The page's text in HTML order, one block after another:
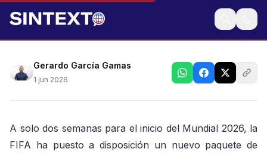
Precios estratosféricos para ver a la selección
nacional en primera fase
Gerardo García Gamas
1 jun 2026
A solo dos semanas para el inicio del Mundial 2026, la
FIFA ha puesto a disposición un nuevo paquete de